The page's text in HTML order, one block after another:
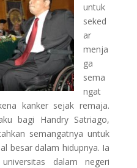
untuk
seked
ar
menja
ga
sema
ngat
kanker sejak remaja.
bagi Handry Satriago,
semangatnya untuk
besar dalam hidupnya. Ia
dalam negeri